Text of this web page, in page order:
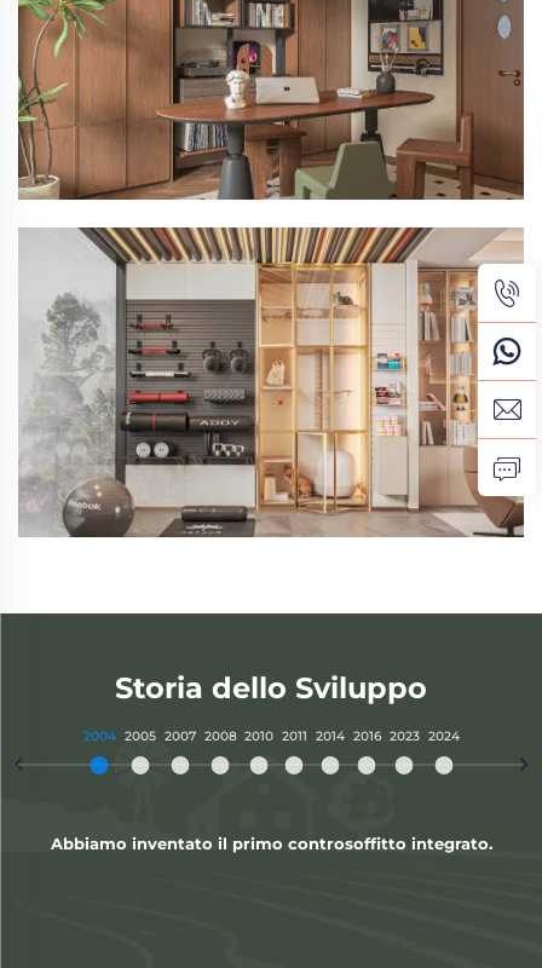
Stride Series
Storia dello Sviluppo
2004 2005 2007 2008 2010 2011 2014 2016 2023 2024
 
Abbiamo inventato il primo controsoffitto integrato.